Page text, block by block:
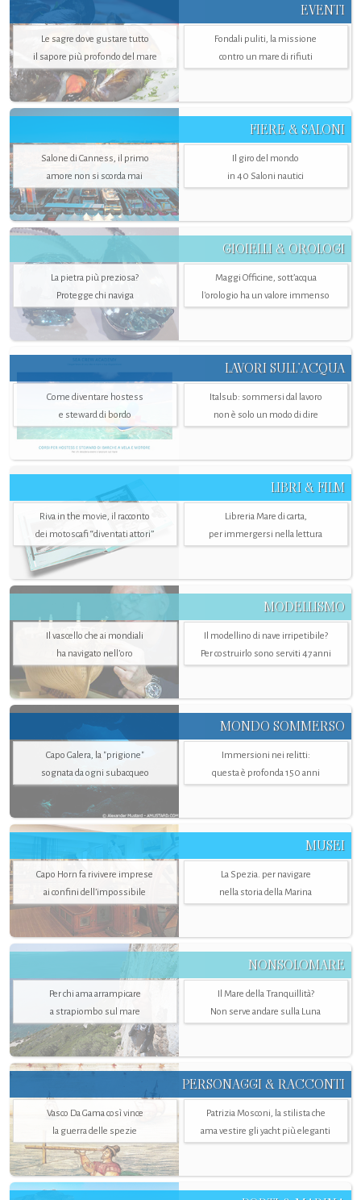
EVENTI
Le sagre dove gustare tutto
il sapore più profondo del mare
Fondali puliti, la missione
contro un mare di rifiuti
FIERE & SALONI
Salone di Canness, il primo
amore non si scorda mai
Il giro del mondo
in 40 Saloni nautici
GIOIELLI & OROLOGI
La pietra più preziosa?
Protegge chi naviga
Maggi Officine, sott’acqua
l'orologio ha un valore immenso
LAVORI SULL’ACQUA
Come diventare hostess
e steward di bordo
Italsub: sommersi dal lavoro
non è solo un modo di dire
LIBRI & FILM
Riva in the movie, il racconto
dei motoscafi “diventati attori”
Libreria Mare di carta,
per immergersi nella lettura
MODELLISMO
Il vascello che ai mondiali
ha navigato nell’oro
Il modellino di nave irripetibile?
Per costruirlo sono serviti 47 anni
MONDO SOMMERSO
Capo Galera, la "prigione"
sognata da ogni subacqueo
Immersioni nei relitti:
questa è profonda 150 anni
MUSEI
Capo Horn fa rivivere imprese
ai confini dell’impossibile
La Spezia. per navigare
nella storia della Marina
NONSOLOMARE
Per chi ama arrampicare
a strapiombo sul mare
Il Mare della Tranquillità?
Non serve andare sulla Luna
PERSONAGGI & RACCONTI
Vasco Da Gama così vince
la guerra delle spezie
Patrizia Mosconi, la stilista che
ama vestire gli yacht più eleganti